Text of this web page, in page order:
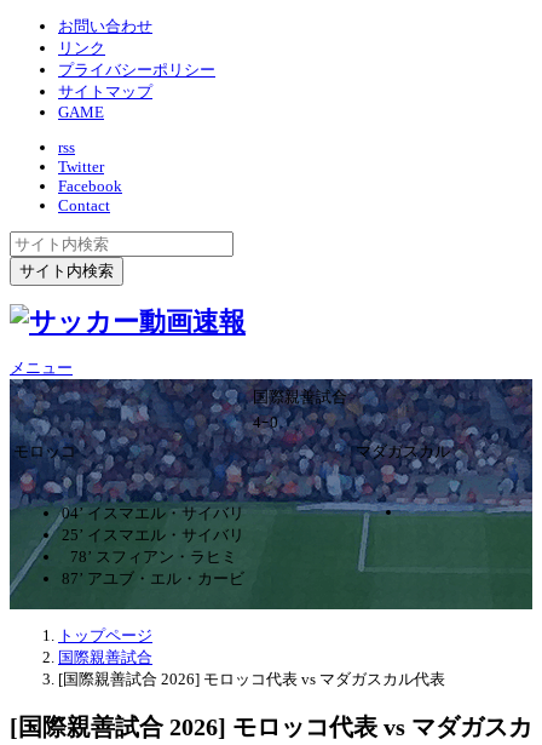
お問い合わせ
リンク
プライバシーポリシー
サイトマップ
GAME
rss
Twitter
Facebook
Contact
メニュー
国際親善試合
4ｰ0
モロッコ
マダガスカル
04’ イスマエル・サイバリ
25’ イスマエル・サイバリ
78’ スフィアン・ラヒミ
87’ アユブ・エル・カービ
トップページ
国際親善試合
[国際親善試合 2026] モロッコ代表 vs マダガスカル代表
[国際親善試合 2026] モロッコ代表 vs マダガスカ